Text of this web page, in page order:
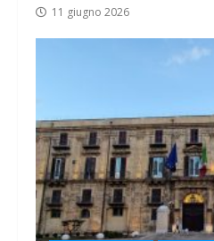
11 giugno 2026